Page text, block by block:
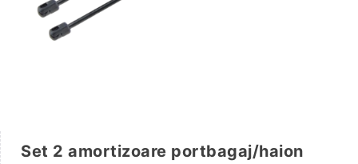
Set 2 amortizoare portbagaj/haion